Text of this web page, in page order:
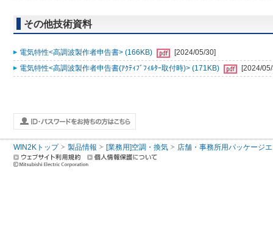
その他技術資料
電気特性<高調波製作者申告書> (166KB)
[2024/05/30]
電気特性<高調波製作者申告書(ｱｸﾃｨﾌﾞﾌｨﾙﾀｰ取付時)> (171KB)
[2024/
WIN2Kトップ 製品情報 [業務用]空調・換気 店舗・事務所用パッケージ